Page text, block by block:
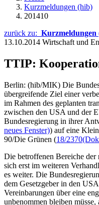
Kurzmeldungen (hib)
201410
zurück zu: Kurzmeldungen
13.10.2014 Wirtschaft und
TTIP:
Berlin: (hib/MIK) Die
übergreifende Ziel einer
im Rahmen des geplanten
zwischen den USA und der
Bundesregierung in ihrer
neues Fenster)) auf eine
90/Die Grünen (18/2370
Die betroffenen Bereiche
sich erst im weiteren
es weiter. Die
dem Gesetzgeber in den
Vereinbarungen über eine
unbenommen bleiben